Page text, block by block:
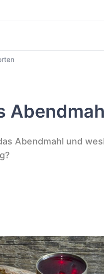
Abendmahl und